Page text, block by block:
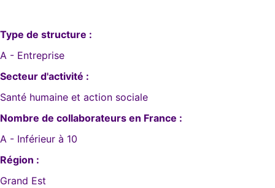
Type de structure :
A - Entreprise
Secteur d'activité :
Santé humaine et action sociale
Nombre de collaborateurs en France :
A - Inférieur à 10
Région :
Grand Est